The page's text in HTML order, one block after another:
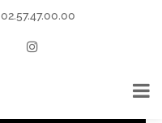
02.57.47.00.00